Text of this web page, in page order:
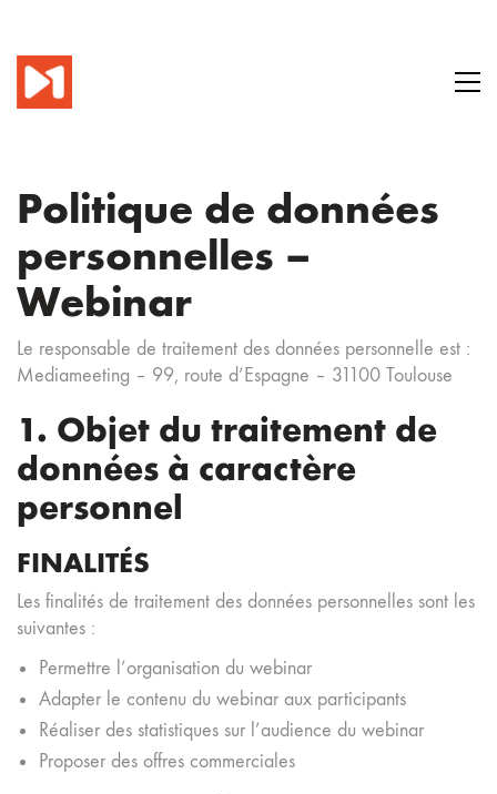
Politique de données
personnelles –
Webinar
Le responsable de traitement des données personnelle est :
Mediameeting – 99, route d’Espagne – 31100 Toulouse
1. Objet du traitement de
données à caractère
personnel
FINALITÉS
Les finalités de traitement des données personnelles sont les
suivantes :
Permettre l’organisation du webinar
Adapter le contenu du webinar aux participants
Réaliser des statistiques sur l’audience du webinar
Proposer des offres commerciales